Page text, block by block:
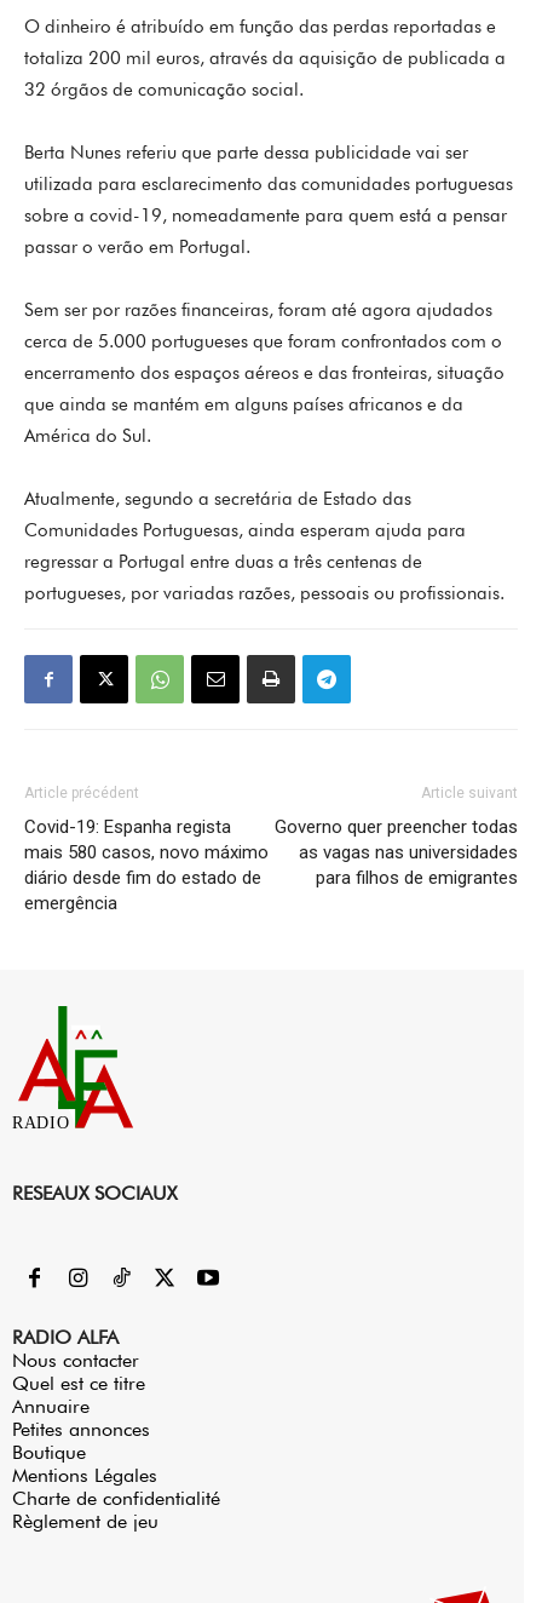
O dinheiro é atribuído em função das perdas reportadas e
totaliza 200 mil euros, através da aquisição de publicada a
32 órgãos de comunicação social.
Berta Nunes referiu que parte dessa publicidade vai ser
utilizada para esclarecimento das comunidades portuguesas
sobre a covid-19, nomeadamente para quem está a pensar
passar o verão em Portugal.
Sem ser por razões financeiras, foram até agora ajudados
cerca de 5.000 portugueses que foram confrontados com o
encerramento dos espaços aéreos e das fronteiras, situação
que ainda se mantém em alguns países africanos e da
América do Sul.
Atualmente, segundo a secretária de Estado das
Comunidades Portuguesas, ainda esperam ajuda para
regressar a Portugal entre duas a três centenas de
portugueses, por variadas razões, pessoais ou profissionais.
Article précédent
Covid-19: Espanha regista
mais 580 casos, novo máximo
diário desde fim do estado de
emergência
Article suivant
Governo quer preencher todas
as vagas nas universidades
para filhos de emigrantes
RADIO
RESEAUX SOCIAUX
RADIO ALFA
Nous contacter
Quel est ce titre
Annuaire
Petites annonces
Boutique
Mentions Légales
Charte de confidentialité
Règlement de jeu